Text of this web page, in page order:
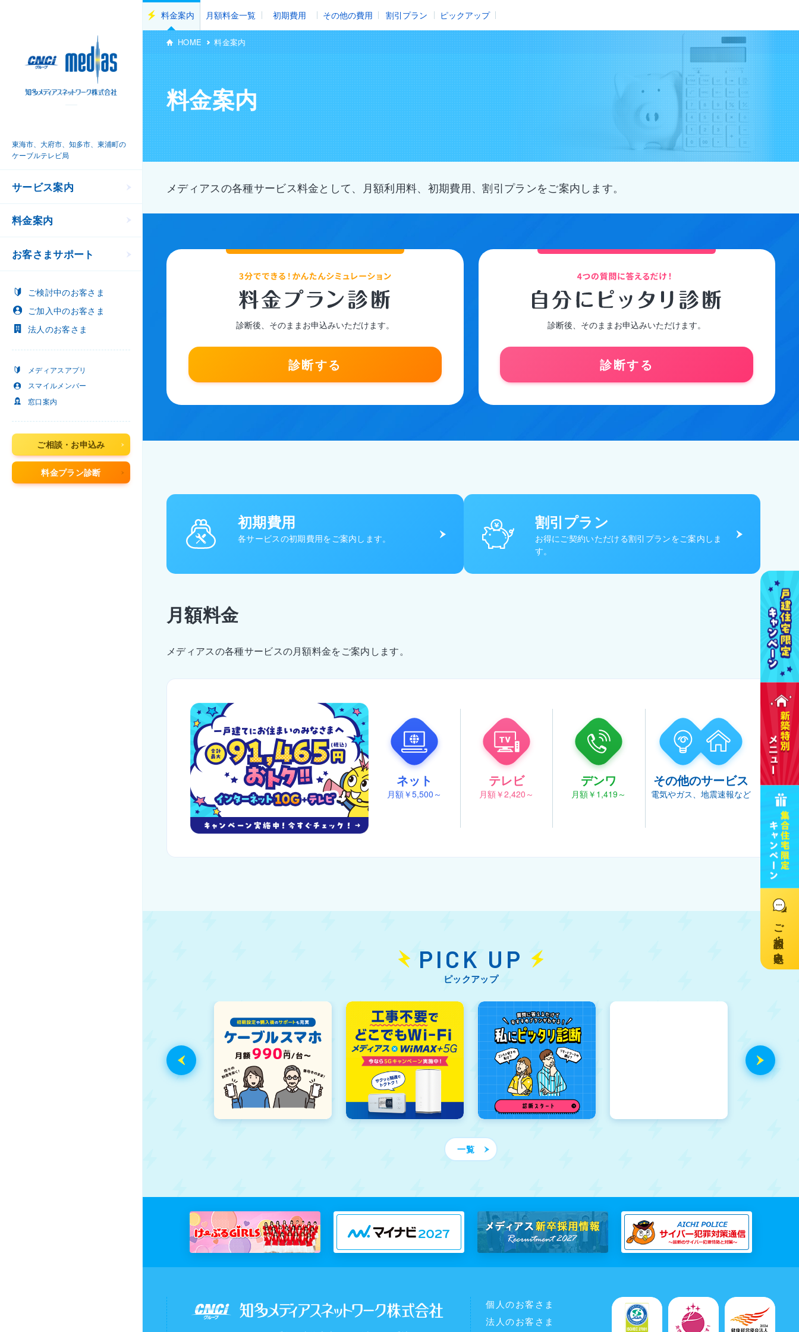
東海市、大府市、知多市、東浦町の
ケーブルテレビ局
サービス案内
料金案内
お客さまサポート
ご検討中のお客さま
ご加入中のお客さま
法人 のお客さま
メディアスアプリ
スマイルメンバー
窓口案内
ご相談・お申込み
料金プラン診断
料金案内 月額料金一覧 初期費用 その他の費用 割引プラン ピックアップ
HOME 料金案内
料金案内
メディアスの各種サービス料金として、月額利用料、初期費用、割引プランをご案内します。
診断後、そのままお申込みいただけます。
診断する
診断後、そのままお申込みいただけます。
診断する
初期費用
各サービスの初期費用をご案内します。
割引プラン
お得にご契約いただける割引プランをご案内しま
す。
月額料金
メディアスの各種サービスの月額料金をご案内します。
ネット
月額￥5,500～
テレビ
月額￥2,420～
デンワ
月額￥1,419～
その他のサービス
電気やガス、地震速報など
PICK UP
ピックアップ
一覧
個人のお客さま
法人のお客さま
ご相談・お申込み